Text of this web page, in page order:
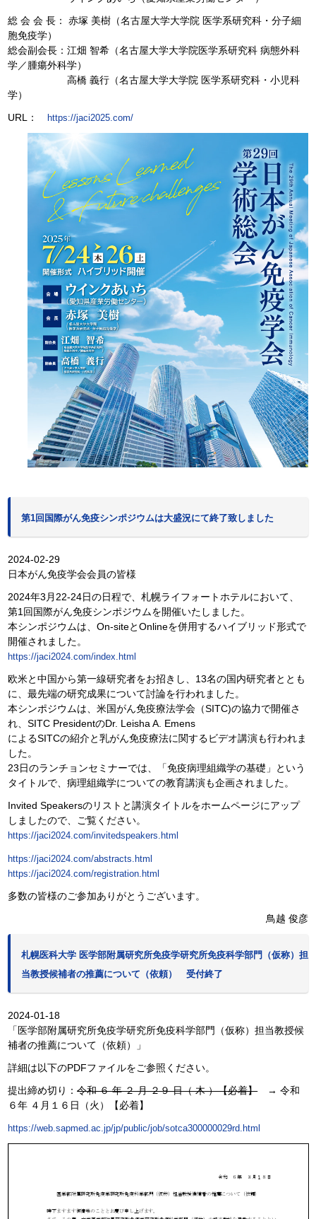
総 会 会 長： 赤塚 美樹（名古屋大学大学院 医学系研究科・分子細
胞免疫学）
総会副会長：江畑 智希（名古屋大学大学院医学系研究科 病態外科
学／腫瘍外科学）
高橋 義行（名古屋大学大学院 医学系研究科・小児科
学）
URL： https://jaci2025.com/
第1回国際がん免疫シンポジウムは大盛況にて終了致しました
2024-02-29
日本がん免疫学会会員の皆様
2024年3月22-24日の日程で、札幌ライフォートホテルにおいて、
第1回国際がん免疫シンポジウムを開催いたしました。
本シンポジウムは、On-siteとOnlineを併用するハイブリッド形式で
開催されました。
https://jaci2024.com/index.html
欧米と中国から第一線研究者をお招きし、13名の国内研究者ととも
に、最先端の研究成果について討論を行われました。
本シンポジウムは、米国がん免疫療法学会（SITC)の協力で開催さ
れ、SITC PresidentのDr. Leisha A. Emens
によるSITCの紹介と乳がん免疫療法に関するビデオ講演も行われま
した。
23日のランチョンセミナーでは、「免疫病理組織学の基礎」という
タイトルで、病理組織学についての教育講演も企画されました。
Invited Speakersのリストと講演タイトルをホームページにアップ
しましたので、ご覧ください。
https://jaci2024.com/invitedspeakers.html
https://jaci2024.com/abstracts.html
https://jaci2024.com/registration.html
多数の皆様のご参加ありがとうございます。
鳥越 俊彦
札幌医科大学 医学部附属研究所免疫学研究所免疫科学部門（仮称）担
当教授候補者の推薦について（依頼） 受付終了
2024-01-18
「医学部附属研究所免疫学研究所免疫科学部門（仮称）担当教授候
補者の推薦について（依頼）」
詳細は以下のPDFファイルをご参照ください。
提出締め切り：令和 ６ 年 ２ 月 ２９ 日（ 木 ）【必着】→ 令和
６年 ４月１６日（火）【必着】
https://web.sapmed.ac.jp/jp/public/job/sotca300000029rd.html